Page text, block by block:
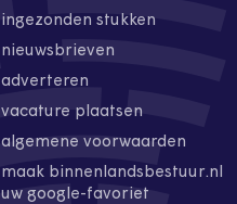
ingezonden stukken
nieuwsbrieven
adverteren
vacature plaatsen
algemene voorwaarden
maak binnenlandsbestuur.nl
uw google-favoriet